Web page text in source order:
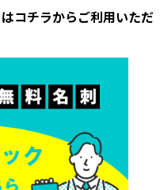
コチラからご利用いただ